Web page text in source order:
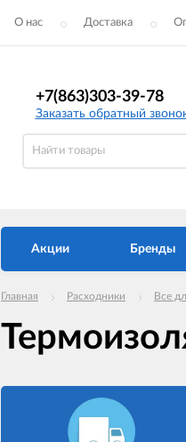
О нас Доставка
+7(863)303-39-78
Заказать обратный
Акции Бренды
Главная Расходники Все